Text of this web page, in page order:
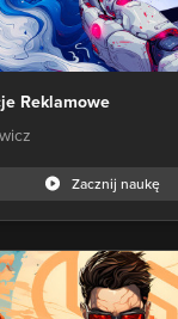
Reklamowe
Zacznij naukę